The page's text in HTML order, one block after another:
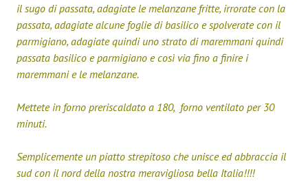
il sugo di passata, adagiate le melanzane fritte, irrorate con la
passata, adagiate alcune foglie di basilico e spolverate con il
parmigiano, adagiate quindi uno strato di maremmani quindi
passata basilico e parmigiano e così via fino a finire i
maremmani e le melanzane.
Mettete in forno preriscaldato a 180, forno ventilato per 30
minuti.
Semplicemente un piatto strepitoso che unisce ed abbraccia il
sud con il nord della nostra meravigliosa bella Italia!!!!